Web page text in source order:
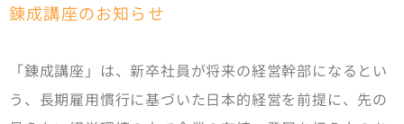
錬成講座のお知らせ
「錬成講座」は、新卒社員が将来の経営幹部になるとい
う、長期雇用慣行に基づいた日本的経営を前提に、先の